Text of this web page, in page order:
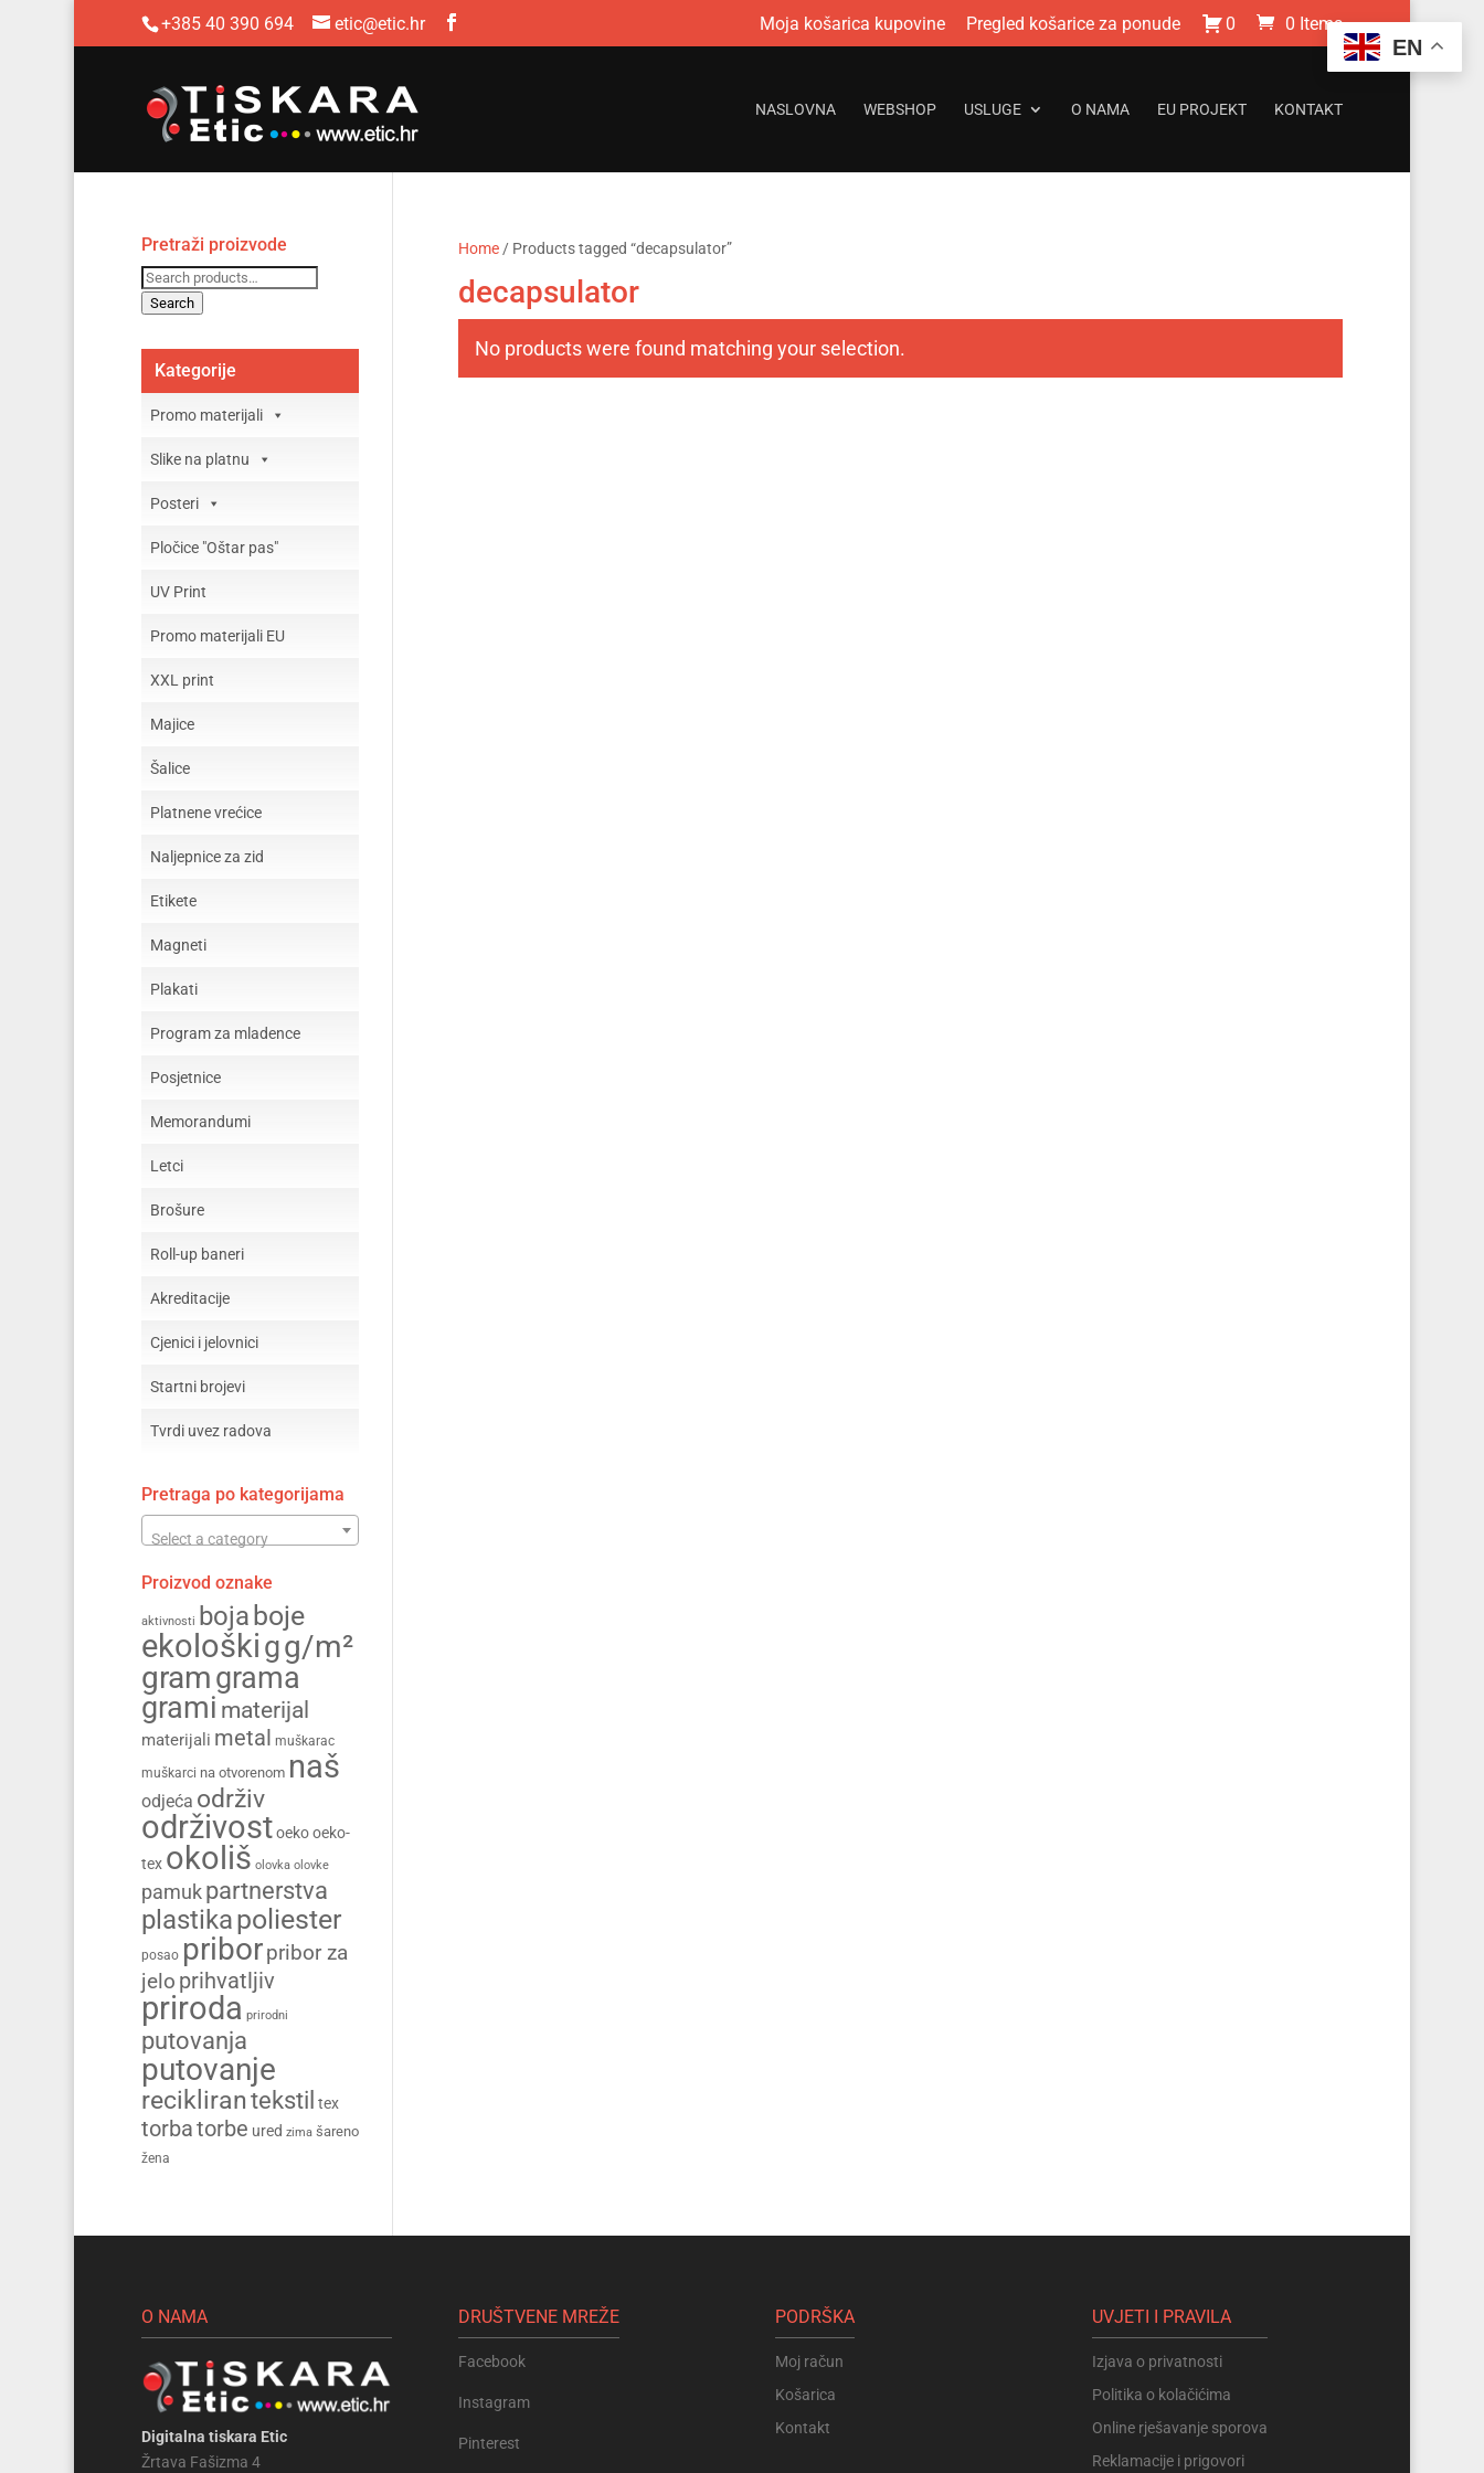
+385 40 390 694 etic@etic.hr Moja košarica kupovine Pregled košarice za ponude 0 0 Items
NASLOVNA WEBSHOP USLUGE O NAMA EU PROJEKT KONTAKT
Home/ Products tagged “decapsulator”
decapsulator
No products were found matching your selection.
Pretraži proizvode
Search
for:
Search
Kategorije
Promo materijali
Slike na platnu
Posteri
Pločice "Oštar pas"
UV Print
Promo materijali EU
XXL print
Majice
Šalice
Platnene vrećice
Naljepnice za zid
Etikete
Magneti
Plakati
Program za mladence
Posjetnice
Memorandumi
Letci
Brošure
Roll-up baneri
Akreditacije
Cjenici i jelovnici
Startni brojevi
Tvrdi uvez radova
Pretraga po kategorijama
Select a category
Proizvod oznake
aktivnosti boja boje
ekološkigg/m²
gramgrama
grami materijal
materijali metal muškarac
muškarci na otvorenom naš
odjeća održiv
održivost oeko oeko-
tex okoliš olovka olovke
pamuk partnerstva
plastikapoliester
posao priborpribor za
jelo prihvatljiv
priroda prirodni
putovanja
putovanje
recikliran tekstil tex
torbatorbe ured zima šareno
žena
O NAMA
Digitalna tiskara Etic
Žrtava Fašizma 4
DRUŠTVENE MREŽE
Facebook
Instagram
Pinterest
PODRŠKA
Moj račun
Košarica
Kontakt
UVJETI I PRAVILA
Izjava o privatnosti
Politika o kolačićima
Online rješavanje sporova
Reklamacije i prigovori
EN